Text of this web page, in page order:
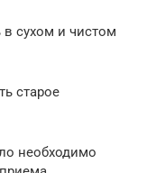
в сухом и чистом
старое
необходимо